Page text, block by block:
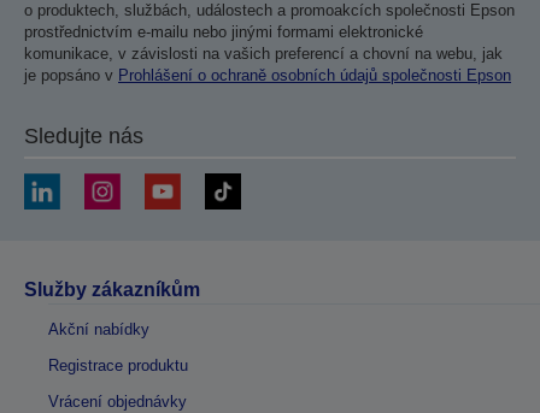
o produktech, službách, událostech a promoakcích společnosti Epson
prostřednictvím e-mailu nebo jinými formami elektronické
komunikace, v závislosti na vašich preferencí a chovní na webu, jak
je popsáno v Prohlášení o ochraně osobních údajů společnosti Epson
Sledujte nás
Služby zákazníkům
Akční nabídky
Registrace produktu
Vrácení objednávky